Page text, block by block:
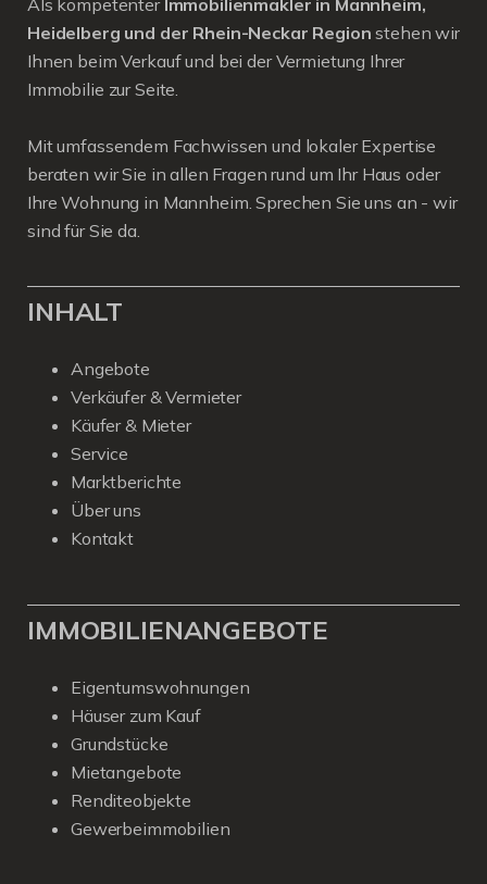
Als kompetenter Immobilienmakler in Mannheim,
Heidelberg und der Rhein-Neckar Region stehen wir
Ihnen beim Verkauf und bei der Vermietung Ihrer
Immobilie zur Seite.
Mit umfassendem Fachwissen und lokaler Expertise
beraten wir Sie in allen Fragen rund um Ihr Haus oder
Ihre Wohnung in Mannheim. Sprechen Sie uns an - wir
sind für Sie da.
INHALT
Angebote
Verkäufer & Vermieter
Käufer & Mieter
Service
Marktberichte
Über uns
Kontakt
IMMOBILIENANGEBOTE
Eigentumswohnungen
Häuser zum Kauf
Grundstücke
Mietangebote
Renditeobjekte
Gewerbeimmobilien